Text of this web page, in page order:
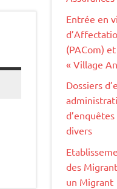
Entrée en
(PACom)
« Village
Dossiers
divers
des
un Migrant